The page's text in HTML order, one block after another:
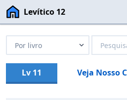
Levítico 12
Lv 11 Veja Nosso